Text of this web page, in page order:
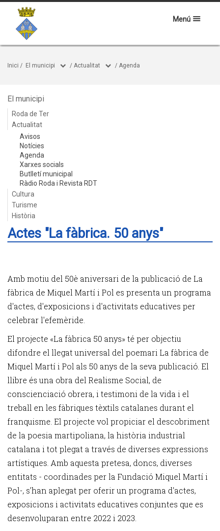
Menú
Inici / El municipi / Actualitat / Agenda
El municipi
Roda de Ter
Actualitat
Avisos
Notícies
Agenda
Xarxes socials
Butlletí municipal
Ràdio Roda i Revista RDT
Cultura
Turisme
Història
Actes "La fàbrica. 50 anys"
Amb motiu del 50è aniversari de la publicació de La
fàbrica de Miquel Martí i Pol es presenta un programa
d'actes, d'exposicions i d'activitats educatives per
celebrar l'efemèride.
El projecte «La fàbrica 50 anys» té per objectiu
difondre el llegat universal del poemari La fàbrica de
Miquel Martí i Pol als 50 anys de la seva publicació. El
llibre és una obra del Realisme Social, de
conscienciació obrera, i testimoni de la vida i el
treball en les fàbriques tèxtils catalanes durant el
franquisme. El projecte vol propiciar el descobriment
de la poesia martipoliana, la història industrial
catalana i tot plegat a través de diverses expressions
artístiques. Amb aquesta pretesa, doncs, diverses
entitats - coordinades per la Fundació Miquel Martí i
Pol-, s'han aplegat per oferir un programa d'actes,
exposicions i activitats educatives conjuntes que es
desenvoluparan entre 2022 i 2023.